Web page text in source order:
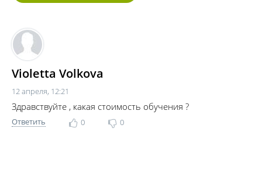
Violetta Volkova
12 апреля, 12:21
Здравствуйте , какая стоимость обучения ?
Ответить 0 0